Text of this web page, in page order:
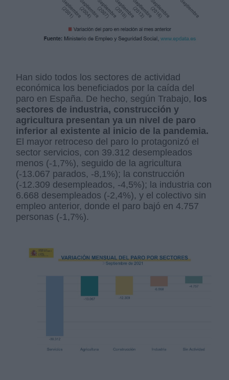
Han sido todos los sectores de actividad
económica los beneficiados por la caída del
paro en España. De hecho, según Trabajo,
los
sectores de industria, construcción y
agricultura presentan ya un nivel de paro
inferior al existente al inicio de la pandemia.
El mayor retroceso del paro lo protagonizó el
sector servicios, con 39.312 desempleados
menos (-1,7%), seguido de la agricultura
(-13.067 parados, -8,1%); la construcción
(-12.309 desempleados, -4,5%); la industria con
6.668 desempleados (-2,4%), y el colectivo sin
empleo anterior, donde el paro bajó en 4.757
personas (-1,7%).